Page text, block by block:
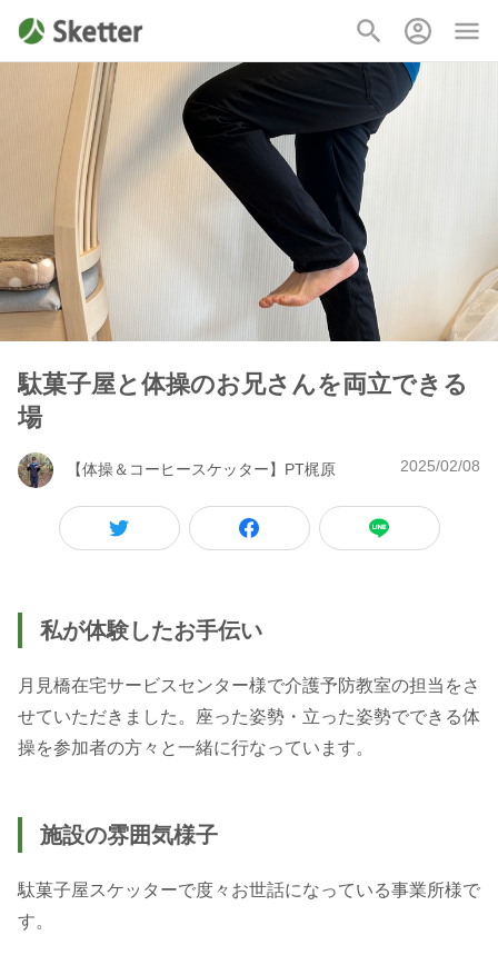
駄菓子屋と体操のお兄さんを両立できる
場
【体操＆コーヒースケッター】PT梶原 2025/02/08
私が体験したお手伝い
月見橋在宅サービスセンター様で介護予防教室の担当をさ
せていただきました。座った姿勢・立った姿勢でできる体
操を参加者の方々と一緒に行なっています。
施設の雰囲気様子
駄菓子屋スケッターで度々お世話になっている事業所様で
す。